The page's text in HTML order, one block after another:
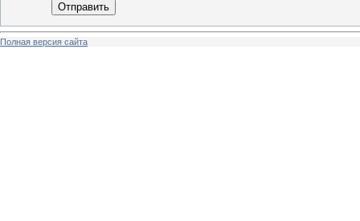
Отправить
Полная версия сайта